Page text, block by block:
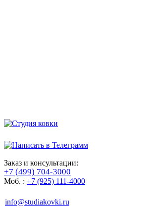
Заказ и консультации:
+7 (499) 704-3000
Моб. : +7 (925) 111-4000
info@studiakovki.ru